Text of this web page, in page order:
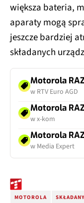
większa bateria,
aparaty mogą
jeszcze bardziej
składanych
Motorola
w RTV Euro AGD
Motorola
w x-kom
Motorola
w Media Expert
MOTOROLA